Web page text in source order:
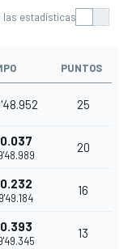
las estadísticas
PUNTOS
25
20
16
13